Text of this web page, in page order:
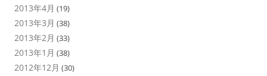
2013年4月 (19)
2013年3月 (38)
2013年2月 (33)
2013年1月 (38)
2012年12月 (30)